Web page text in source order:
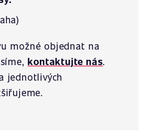
možné objednat na
kontaktujte nás.
jednotlivých